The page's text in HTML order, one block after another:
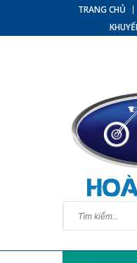
TRANG CHỦ